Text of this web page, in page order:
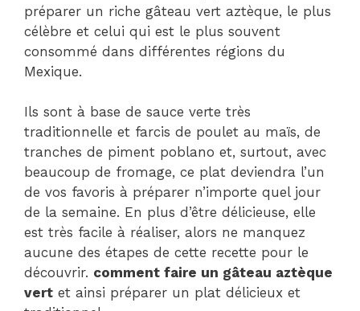
préparer un riche gâteau vert aztèque, le plus
célèbre et celui qui est le plus souvent
consommé dans différentes régions du
Mexique.
Ils sont à base de sauce verte très
traditionnelle et farcis de poulet au maïs, de
tranches de piment poblano et, surtout, avec
beaucoup de fromage, ce plat deviendra l’un
de vos favoris à préparer n’importe quel jour
de la semaine. En plus d’être délicieuse, elle
est très facile à réaliser, alors ne manquez
aucune des étapes de cette recette pour le
découvrir. comment faire un gâteau aztèque
vert et ainsi préparer un plat délicieux et